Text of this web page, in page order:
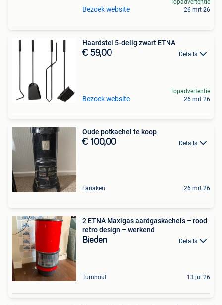
Bezoek website
Topadvertentie
26 mrt 26
Haardstel 5-delig zwart ETNA
€ 59,00 Details
Bezoek website
Topadvertentie
26 mrt 26
Oude potkachel te koop
€ 100,00 Details
Lanaken 26 mrt 26
2 ETNA Maxigas aardgaskachels – rood
retro design – werkend
Bieden Details
Turnhout 13 jul 26